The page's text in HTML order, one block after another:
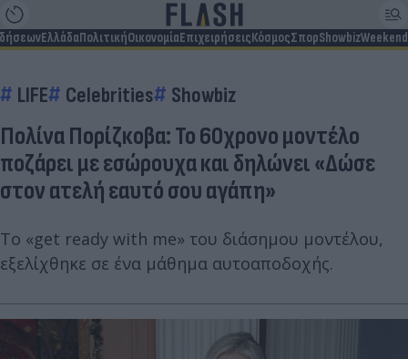
ΕλλάδαΠολιτικήΟικονομίαΕπιχειρήσειςΚόσμοςΣπορShowbizWeekend
LIFE Celebrities Showbiz
Πολίνα Πορίζκοβα: Το 60χρονο μοντέλο
ποζάρει με εσώρουχα και δηλώνει «Δώσε
στον ατελή εαυτό σου αγάπη»
Το «get ready with me» του διάσημου μοντέλου,
εξελίχθηκε σε ένα μάθημα αυτοαποδοχής.